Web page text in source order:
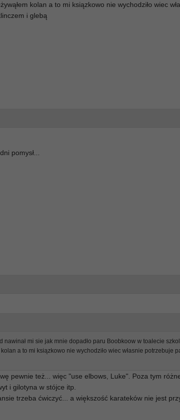
kolan a to mi ksiązkowo nie wychodziło wiec
i glebą
pomysł...
nawinał mi sie jak mnie dopadło paru Boobkoow w toalecie
kolan a to mi ksiązkowo nie wychodziło wiec własnie potrzebuje
pewnie też... więc "use elbows, Luke". Poza tym
i gilotyna w stójce itp.
trzeba ćwiczyć... a większość karateków nie jest